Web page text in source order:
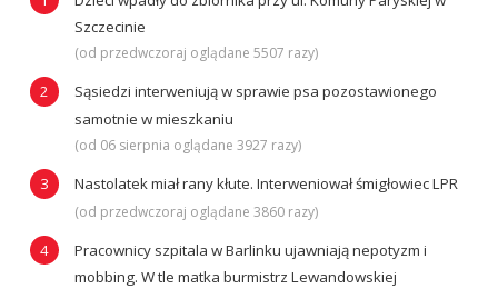
Szczecinie
(od przedwczoraj oglądane 5507 razy)
Sąsiedzi interweniują w sprawie psa pozostawionego
samotnie w mieszkaniu
(od 06 sierpnia oglądane 3927 razy)
Nastolatek miał rany kłute. Interweniował śmigłowiec LPR
(od przedwczoraj oglądane 3860 razy)
Pracownicy szpitala w Barlinku ujawniają nepotyzm i
mobbing. W tle matka burmistrz Lewandowskiej